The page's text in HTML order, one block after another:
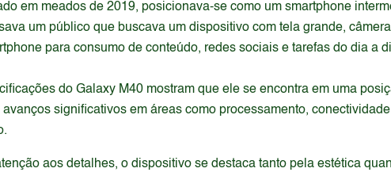
em meados de 2019, posicionava-se como um smartphone
um público que buscava um dispositivo com tela grande,
para consumo de conteúdo, redes sociais e tarefas do dia a
do Galaxy M40 mostram que ele se encontra em uma
significativos em áreas como processamento,
aos detalhes, o dispositivo se destaca tanto pela estética